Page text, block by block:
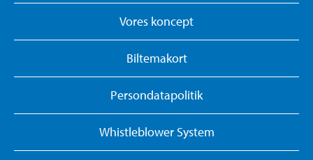
Vores koncept
Biltemakort
Persondatapolitik
Whistleblower System